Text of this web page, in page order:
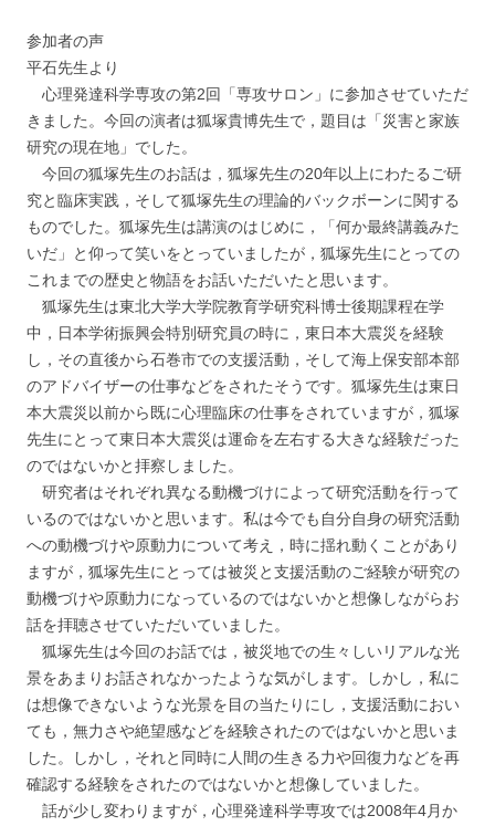
参加者の声
平石先生より
心理発達科学専攻の第2回「専攻サロン」に参加させていただ
きました。今回の演者は狐塚貴博先生で，題目は「災害と家族
研究の現在地」でした。
今回の狐塚先生のお話は，狐塚先生の20年以上にわたるご研
究と臨床実践，そして狐塚先生の理論的バックボーンに関する
ものでした。狐塚先生は講演のはじめに，「何か最終講義みた
いだ」と仰って笑いをとっていましたが，狐塚先生にとっての
これまでの歴史と物語をお話いただいたと思います。
狐塚先生は東北大学大学院教育学研究科博士後期課程在学
中，日本学術振興会特別研究員の時に，東日本大震災を経験
し，その直後から石巻市での支援活動，そして海上保安部本部
のアドバイザーの仕事などをされたそうです。狐塚先生は東日
本大震災以前から既に心理臨床の仕事をされていますが，狐塚
先生にとって東日本大震災は運命を左右する大きな経験だった
のではないかと拝察しました。
研究者はそれぞれ異なる動機づけによって研究活動を行って
いるのではないかと思います。私は今でも自分自身の研究活動
への動機づけや原動力について考え，時に揺れ動くことがあり
ますが，狐塚先生にとっては被災と支援活動のご経験が研究の
動機づけや原動力になっているのではないかと想像しながらお
話を拝聴させていただいていました。
狐塚先生は今回のお話では，被災地での生々しいリアルな光
景をあまりお話されなかったような気がします。しかし，私に
は想像できないような光景を目の当たりにし，支援活動におい
ても，無力さや絶望感などを経験されたのではないかと思いま
した。しかし，それと同時に人間の生きる力や回復力などを再
確認する経験をされたのではないかと想像していました。
話が少し変わりますが，心理発達科学専攻では2008年4月か